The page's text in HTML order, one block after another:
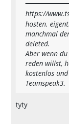
https://
hosten.
manchmal
deleted.
Aber wenn
reden willst,
kostenlos
Teamspeak3.
tyty